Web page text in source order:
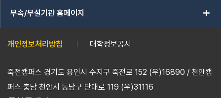
부속/부설기관 홈페이지 add
개인정보처리방침 대학정보공시
죽전캠퍼스 경기도 용인시 수지구 죽전로 152 (우)16890 / 천안캠
퍼스 충남 천안시 동남구 단대로 119 (우)31116